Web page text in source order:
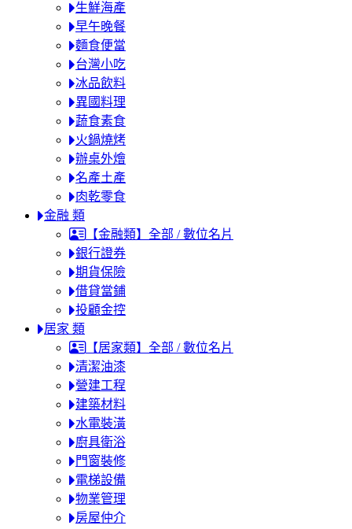
生鮮海產
早午晚餐
麵食便當
台灣小吃
冰品飲料
異國料理
蔬食素食
火鍋燒烤
辦桌外燴
名產土產
肉乾零食
金融 類
【金融類】全部 / 數位名片
銀行證券
期貨保險
借貸當鋪
投顧金控
居家 類
【居家類】全部 / 數位名片
清潔油漆
營建工程
建築材料
水電裝潢
廚具衛浴
門窗裝修
電梯設備
物業管理
房屋仲介